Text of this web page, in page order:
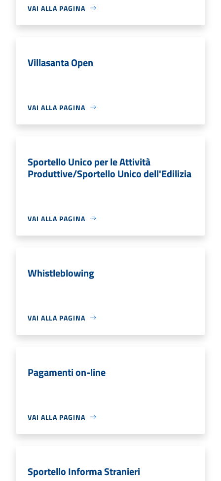
VAI ALLA PAGINA
Villasanta Open
VAI ALLA PAGINA
Sportello Unico per le Attività
Produttive/Sportello Unico dell'Edilizia
VAI ALLA PAGINA
Whistleblowing
VAI ALLA PAGINA
Pagamenti on-line
VAI ALLA PAGINA
Sportello Informa Stranieri